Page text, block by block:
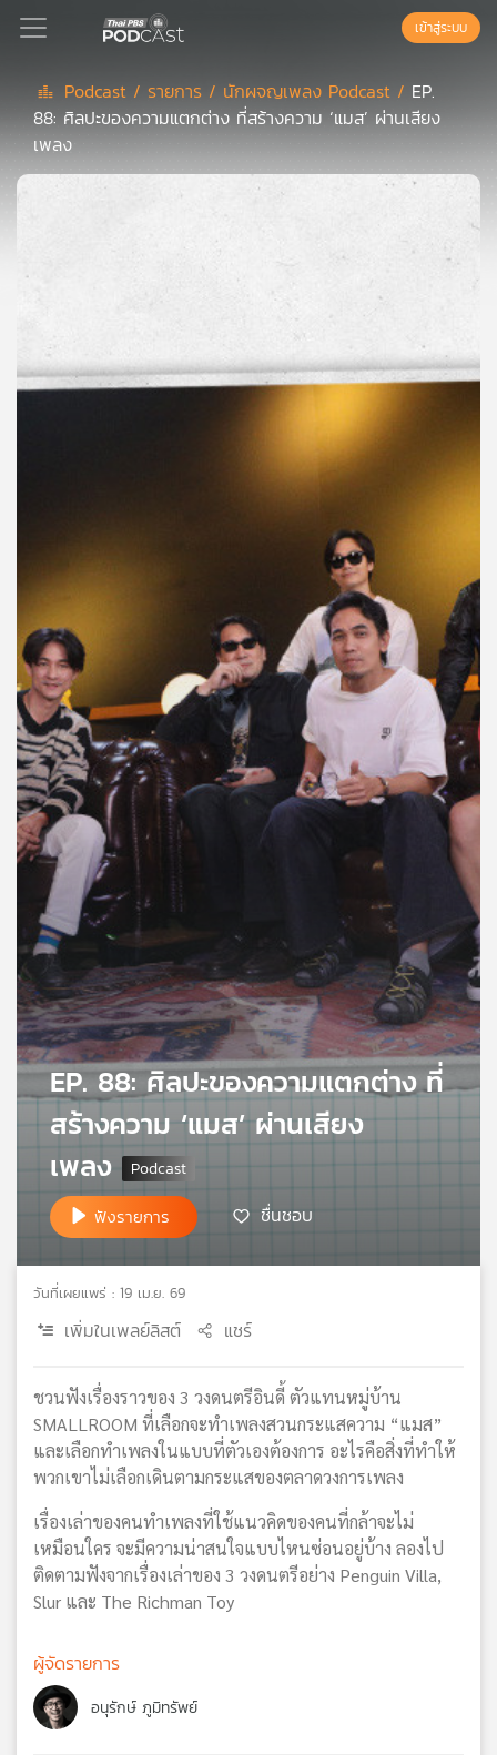
Podcast
สต์
เพล
เพลง
บทความ
ข่าว
และ
กิจกรรม
เกี่ยว
กับ
เรา
เครือ
ข่าย
วิทยุ
ไทย
วิทยุ
เครือ
ข่าย
เข้าสู่ระบบ
Podcast / รายการ / นักผจญเพลง Podcast / EP.
88: ศิลปะของความแตกต่าง ที่สร้างความ ‘แมส’ ผ่านเสียง
เพลง
EP. 88: ศิลปะของความแตกต่าง ที่
สร้างความ ‘แมส’ ผ่านเสียง
เพลง
ฟังรายการ ชื่นชอบ
วันที่เผยแพร่ : 19 เม.ย. 69
เพิ่มในเพลย์ลิสต์ แชร์
ชวนฟังเรื่องราวของ 3 วงดนตรีอินดี้ ตัวแทนหมู่บ้าน
SMALLROOM ที่เลือกจะทำเพลงสวนกระแสความ “แมส”
และเลือกทำเพลงในแบบที่ตัวเองต้องการ อะไรคือสิ่งที่ทำให้
พวกเขาไม่เลือกเดินตามกระแสของตลาดวงการเพลง
เรื่องเล่าของคนทำเพลงที่ใช้แนวคิดของคนที่กล้าจะไม่
เหมือนใคร จะมีความน่าสนใจแบบไหนซ่อนอยู่บ้าง ลองไป
ติดตามฟังจากเรื่องเล่าของ 3 วงดนตรีอย่าง Penguin Villa,
Slur และ The Richman Toy
ผู้จัดรายการ
อนุรักษ์ ภูมิทรัพย์